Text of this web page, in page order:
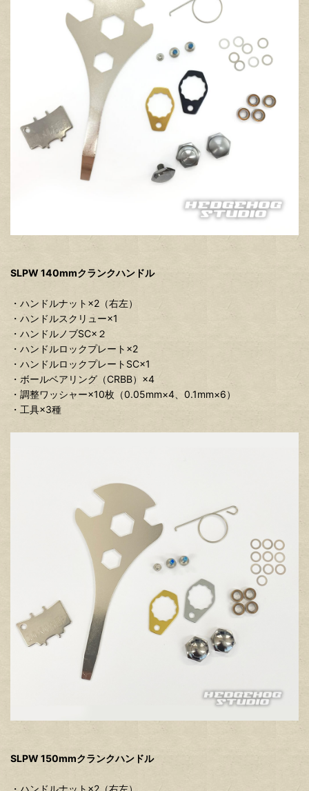
SLPW 140mmクランクハンドル
・ハンドルナット×2（右左）
・ハンドルスクリュー×1
・ハンドルノブSC×２
・ハンドルロックプレート×2
・ハンドルロックプレートSC×1
・ボールベアリング（CRBB）×4
・調整ワッシャー×10枚（0.05mm×4、0.1mm×6）
・工具×3種
SLPW 150mmクランクハンドル
・ハンドルナット×2（右左）